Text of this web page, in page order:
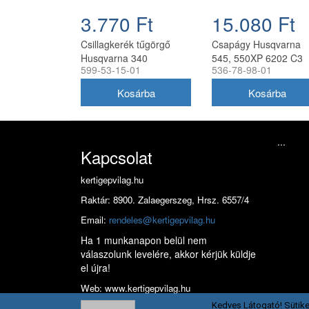
3.770 Ft
Csillagkerék tűgörgő
Husqvarna 340
599-53-15-01
15.080 Ft
Csapágy Husqvarna
545, 550XP 6202 C3
536-78-98-01
Kapcsolat
kertigepvilag.hu
Raktár: 8900. Zalaegerszeg, Hrsz. 6557/4
Email: rendeles@kertigepvilag.hu
Ha 1 munkanapon belül nem
válaszolunk levelére, akkor kérjük küldje
el újra!
Web: www.kertigepvilag.hu
...
Kedves Látogató!